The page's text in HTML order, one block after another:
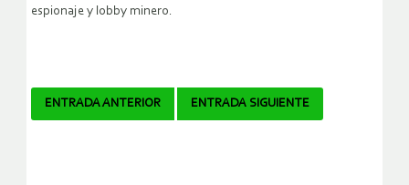
espionaje y lobby minero.
Navegador
ENTRADA ANTERIOR ENTRADA SIGUIENTE